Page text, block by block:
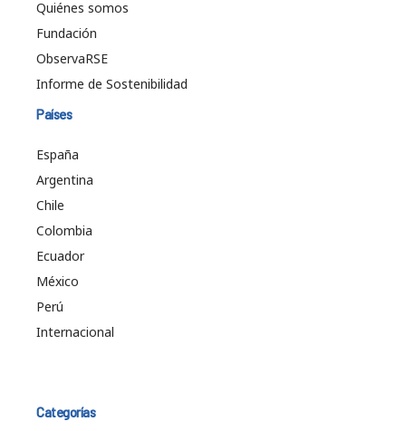
Quiénes somos
Fundación
ObservaRSE
Informe de Sostenibilidad
Países
España
Argentina
Chile
Colombia
Ecuador
México
Perú
Internacional
Categorías